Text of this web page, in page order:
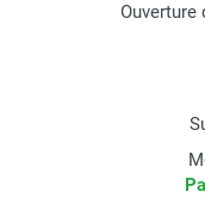
Ouverture